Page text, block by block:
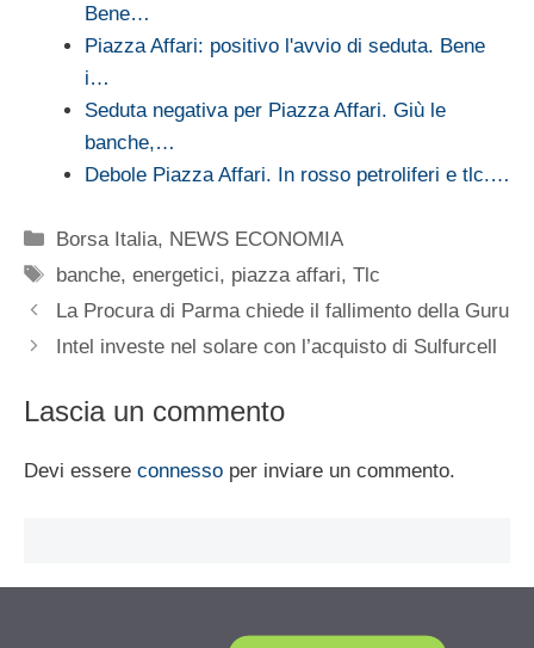
Bene…
Piazza Affari: positivo l'avvio di seduta. Bene
i…
Seduta negativa per Piazza Affari. Giù le
banche,…
Debole Piazza Affari. In rosso petroliferi e tlc.…
Categorie
Borsa Italia, NEWS ECONOMIA
Tag
banche,energetici, piazza affari,Tlc
La Procura di Parma chiede il fallimento della Guru
Intel investe nel solare con l’acquisto di Sulfurcell
Lascia un commento
Devi essere connesso per inviare un commento.